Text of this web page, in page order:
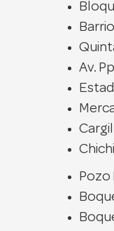
Av.
Pozo